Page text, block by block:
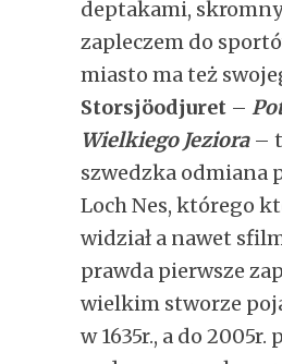
deptakami,
zapleczem do
miasto ma też
Storsjöodjuret –
Wielkiego Jeziora –
szwedzka odmiana
Loch Nes, którego
widział a nawet
prawda pierwsze
wielkim stworze
w 1635r., a do 2005r.